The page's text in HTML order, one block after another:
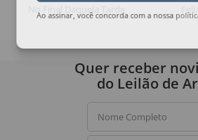
No Final Daquela Tarde
Ao assinar, você concorda com a nossa
Quer receber
do Leilão de
Nome Completo